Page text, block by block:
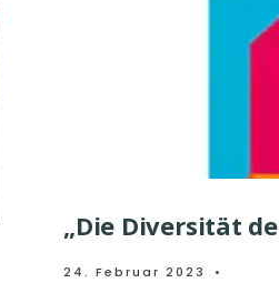
„Die Diversität
24. Februar 2023 •